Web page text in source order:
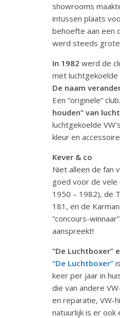
showrooms
intussen plaats
behoefte aan een
werd steeds
In 1982 werd de
met
De naam
Een “originele” club.
houden” van
luchtgekoelde
kleur en
Kever & co
Niet alleen de fan
goed voor de vele
1950 – 1982), de
181, en de
“concours-
aanspreekt!
“De Luchtboxer”
“De Luchtboxer”
keer per jaar in
die van andere
en reparatie, VW-
natuurlijk is er ook